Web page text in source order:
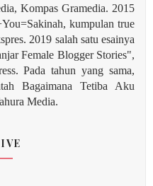
Kompas Gramedia. 2015
kumpulan true
2019 salah satu esainya
Female Blogger Stories",
Pada tahun yang sama,
Bagaimana Tetiba Aku
Media.